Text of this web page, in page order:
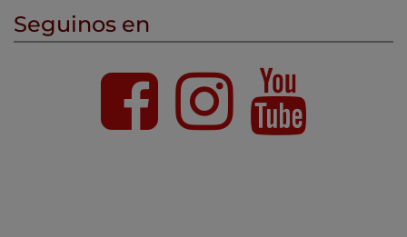
Seguinos en